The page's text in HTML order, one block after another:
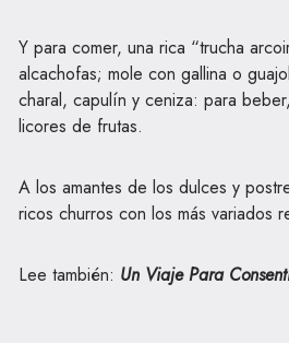
Y para comer, una rica “trucha
alcachofas; mole con gallina o
charal, capulín y ceniza: para
licores de frutas.
A los amantes de los dulces y
ricos churros con los más variados
Lee también: Un Viaje Para